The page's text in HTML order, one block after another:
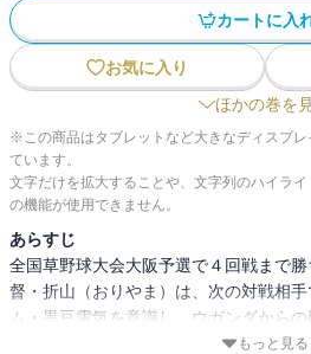
カートに入
お気に入り
ほかの巻を
※この商品はタブレットなど大きなディスプ
ています。
文字だけを拡大することや、文字列のハイラ
の機能が使用できません。
あらすじ
全国草野球大会大阪予選で４回戦まで
督・折山（おりやま）は、次の対戦相
ム・黒豆電気を意識し、ウガンダから
に出そうと考えて入部テストを受けさ
もっと見る